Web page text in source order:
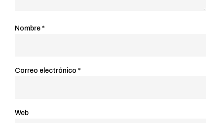
Nombre *
Correo electrónico *
Web